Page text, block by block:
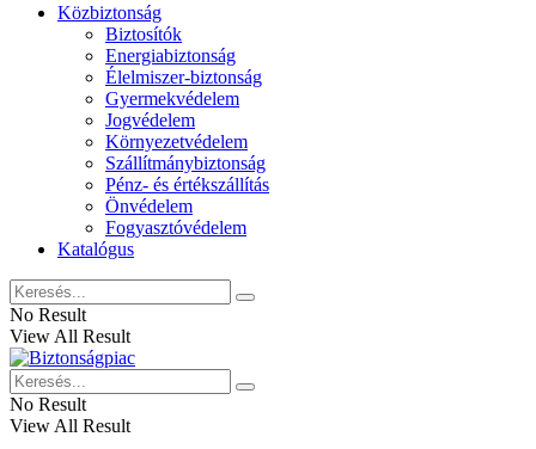
Közbiztonság
Biztosítók
Energiabiztonság
Élelmiszer-biztonság
Gyermekvédelem
Jogvédelem
Környezetvédelem
Szállítmánybiztonság
Pénz- és értékszállítás
Önvédelem
Fogyasztóvédelem
Katalógus
No Result
View All Result
No Result
View All Result